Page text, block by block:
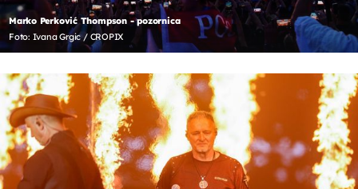
Marko Perković Thompson - pozornica
Foto: Ivana Grgic / CROPIX